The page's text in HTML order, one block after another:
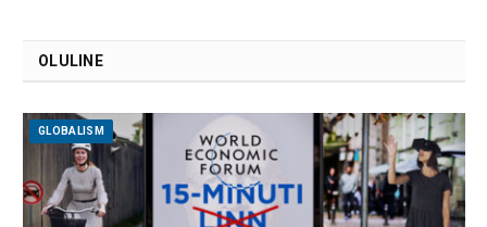
OLULINE
GLOBALISM